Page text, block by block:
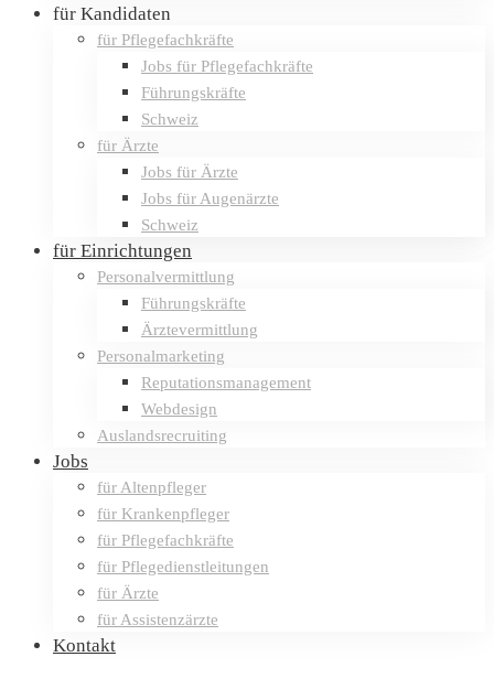
für Kandidaten
für Pflegefachkräfte
Jobs für Pflegefachkräfte
Führungskräfte
Schweiz
für Ärzte
Jobs für Ärzte
Jobs für Augenärzte
Schweiz
für Einrichtungen
Personalvermittlung
Führungskräfte
Ärztevermittlung
Personalmarketing
Reputationsmanagement
Webdesign
Auslandsrecruiting
Jobs
für Altenpfleger
für Krankenpfleger
für Pflegefachkräfte
für Pflegedienstleitungen
für Ärzte
für Assistenzärzte
Kontakt